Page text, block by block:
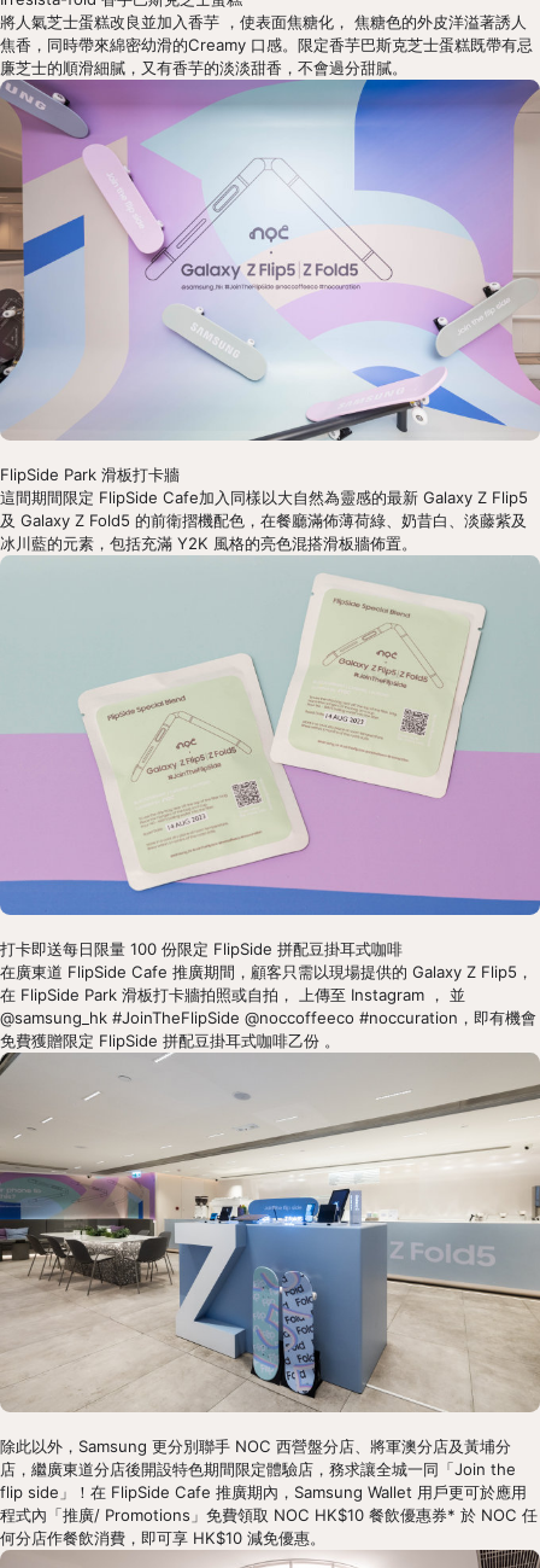
將人氣芝士蛋糕改良並加入香芋 ，使表面焦糖化， 焦糖色的外皮洋溢著誘人
焦香，同時帶來綿密幼滑的Creamy 口感。限定香芋巴斯克芝士蛋糕既帶有忌
廉芝士的順滑細膩，又有香芋的淡淡甜香，不會過分甜膩。
FlipSide Park 滑板打卡牆
這間期間限定 FlipSide Cafe加入同樣以大自然為靈感的最新 Galaxy Z Flip5
及 Galaxy Z Fold5 的前衛摺機配色，在餐廳滿佈薄荷綠、奶昔白、淡藤紫及
冰川藍的元素，包括充滿 Y2K 風格的亮色混搭滑板牆佈置。
打卡即送每日限量 100 份限定 FlipSide 拼配豆掛耳式咖啡
在廣東道 FlipSide Cafe 推廣期間，顧客只需以現場提供的 Galaxy Z Flip5，
在 FlipSide Park 滑板打卡牆拍照或自拍， 上傳至 Instagram ， 並
@samsung_hk #JoinTheFlipSide @noccoffeeco #noccuration，即有機會
免費獲贈限定 FlipSide 拼配豆掛耳式咖啡乙份 。
除此以外，Samsung 更分別聯手 NOC 西營盤分店、將軍澳分店及黃埔分
店，繼廣東道分店後開設特色期間限定體驗店，務求讓全城一同「Join the
flip side」！在 FlipSide Cafe 推廣期內，Samsung Wallet 用戶更可於應用
程式內「推廣/ Promotions」免費領取 NOC HK$10 餐飲優惠券* 於 NOC 任
何分店作餐飲消費，即可享 HK$10 減免優惠。